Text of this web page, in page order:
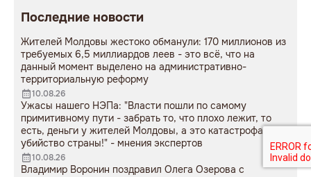
Последние новости
Жителей Молдовы жестоко обманули: 170 миллионов из
требуемых 6,5 миллиардов леев - это всё, что на
данный момент выделено на административно-
территориальную реформу
10.08.26
Ужасы нашего НЭПа: "Власти пошли по самому
примитивному пути - забрать то, что плохо лежит, то
есть, деньги у жителей Молдовы, а это катастрофа и
убийство страны!" - мнения экспертов
10.08.26
Владимир Воронин поздравил Олега Озерова с